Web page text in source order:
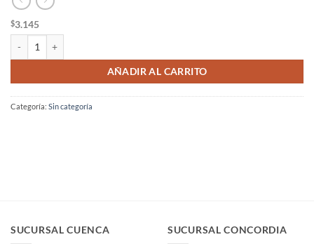
$3.145
AÑADIR AL CARRITO
Categoría: Sin categoría
SUCURSAL CUENCA SUCURSAL CONCORDIA